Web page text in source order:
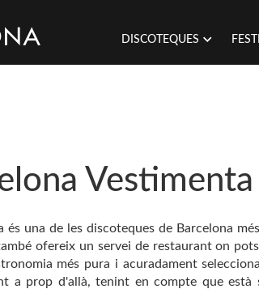
DISCOTEQUES
Vestimenta
és una de les discoteques de Barcelona
ofereix un servei de restaurant on
més pura i acuradament
a prop d'allà, tenint en compte que